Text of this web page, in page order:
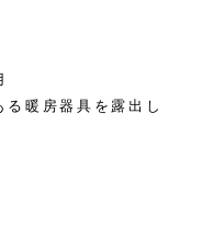
暖房器具を露出し